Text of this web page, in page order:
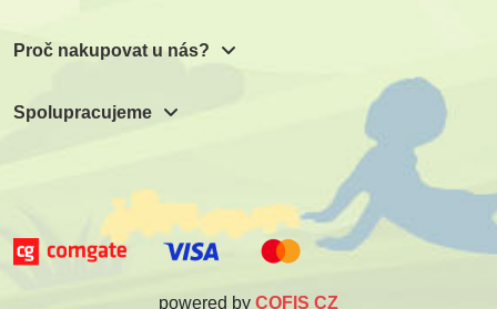
Proč nakupovat u nás?
Spolupracujeme
powered by COFIS CZ